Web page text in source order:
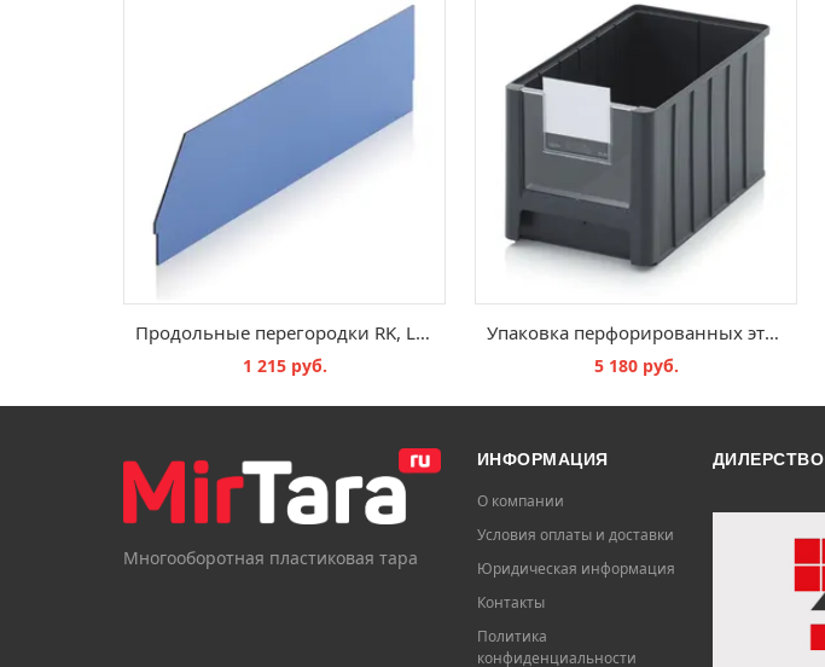
Продольные перегородки RK, LT 614
1 215 руб.
Упаковка перфорированных этикеток SK, PE SK 4
5 180 руб.
Многооборотная пластиковая тара
ИНФОРМАЦИЯ
О компании
Условия оплаты и доставки
Юридическая информация
Контакты
Политика
конфиденциальности
ДИЛЕРСТВО